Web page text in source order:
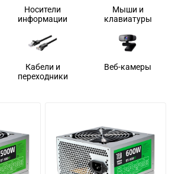
Носители
информации
Мыши и
клавиатуры
Кабели и
переходники
Веб-камеры